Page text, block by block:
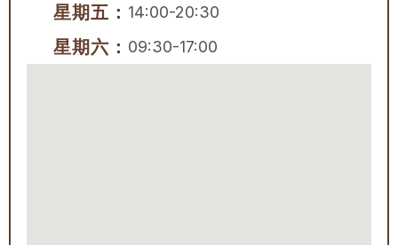
星期五： 14:00-20:30
星期六： 09:30-17:00